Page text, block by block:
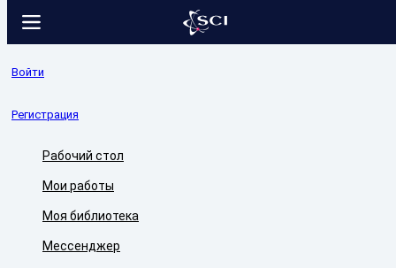
Войти
Регистрация
Рабочий стол
Мои работы
Моя библиотека
Мессенджер